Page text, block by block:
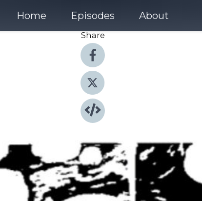
Home Episodes About
Share